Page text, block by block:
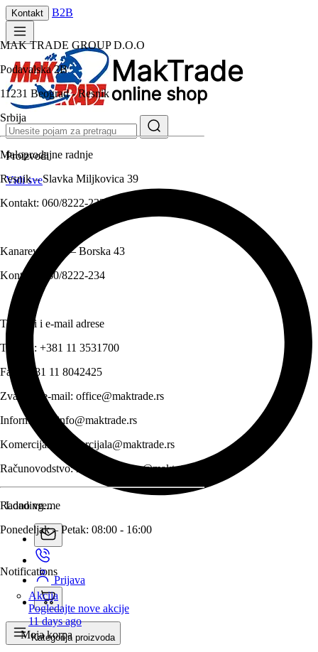
Kontakt
MAK TRADE GROUP D.O.O
Podavalska 2B
11231 Beograd - Resnik
Srbija
Maloprodajne radnje
Resnik – Slavka Miljkovica 39
Kontakt: 060/8222-233
Kanarevo brdo – Borska 43
Kontakt:
060/8222-234
Telefoni i e-mail adrese
Telefon: +381 11 3531700
Fax:
+381 11 8042425
Zvanični e-mail: office@maktrade.rs
Informacije:
info@maktrade.rs
Komercijala:
komercijala@maktrade.rs
Računovodstvo:racunovodstvo@maktrade.rs
Radno vreme
Ponedeljak – Petak: 08:00 - 16:00
B2B
Proizvodi
Vidi sve
Loading...
Notifications
Akcija
Pogledajte nove akcije
11 days ago
Prijava
Moja korpa
Kategorija proizvoda